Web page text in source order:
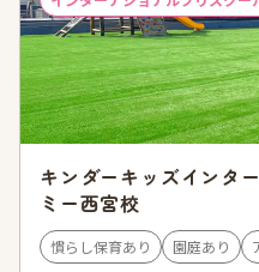
キンダーキッズインタ
ミー西宮校
慣らし保育あり 園庭あり